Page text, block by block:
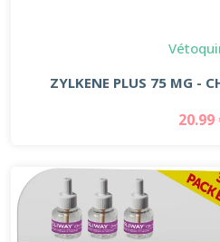
ZYLKENE PLUS 75 MG -
20.99